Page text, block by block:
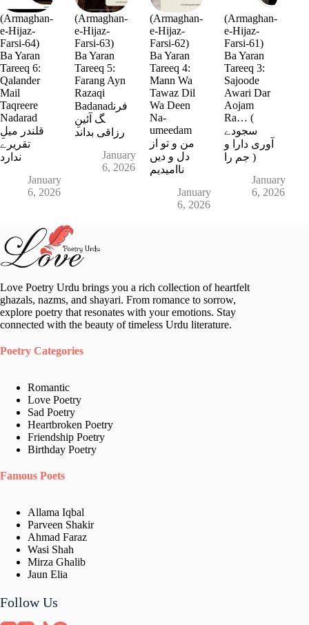
(Armaghan-
e-Hijaz-
Farsi-64)
Ba Yaran
Tareeq 6:
Qalander
Mail
Taqreere
Nadarad
قلندر میلِ
تقریرے
January
6, 2026
(Armaghan-
e-Hijaz-
Farsi-63)
Ba Yaran
Tareeq 5:
Farang Ayn
Razaqi
Badanadفرن
گ آئینِ
رزاقی بداند
January
6, 2026
(Armaghan-
e-Hijaz-
Farsi-62)
Ba Yaran
Tareeq 4:
Mann Wa
Tawaz Dil
Wa Deen
Na-
umeedam
من و تو از
دل و دیں
ناامیدیم
January
6, 2026
(Armaghan-
e-Hijaz-
Farsi-61)
Ba Yaran
Tareeq 3:
Sajoode
Awari Dar
Aojam
Ra… (
سجودے
آوری دارا و
جم را )
January
6, 2026
Love Poetry Urdu brings you a rich collection of heartfelt
ghazals, nazms, and shayari. From romance to sorrow,
explore poetry that resonates with your emotions. Stay
connected with the beauty of timeless Urdu literature.
Poetry Categories
Romantic
Love Poetry
Sad Poetry
Heartbroken Poetry
Friendship Poetry
Birthday Poetry
Famous Poets
Allama Iqbal
Parveen Shakir
Ahmad Faraz
Wasi Shah
Mirza Ghalib
Jaun Elia​
Follow Us